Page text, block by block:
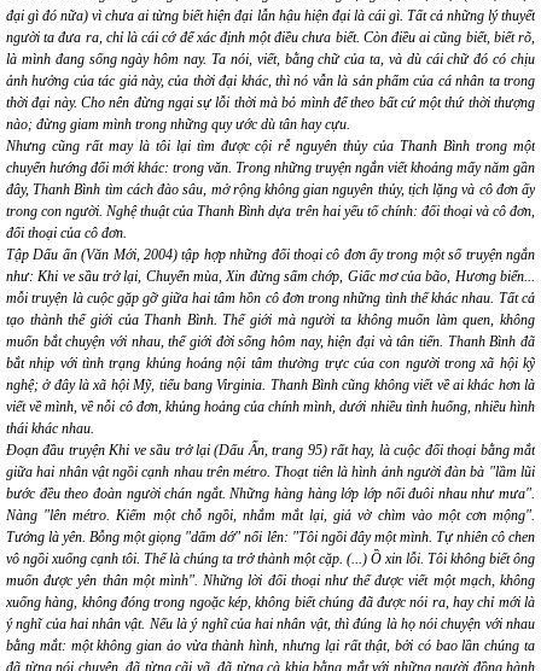
đại gì đó nữa) vì chưa ai từng biết hiện đại lẫn hậu hiện đại là cái gì. Tất cả những lý thuyết
người ta đưa ra, chỉ là cái cớ đểxác định một điều chưa biết. Còn điều ai cũng biết, biết rõ,
là mình đang sống ngày hôm nay. Ta nói, viết, bằng chữ của ta, và dù cái chữ đó có chịu
ảnh hưởng của tác giả này, của thời đại khác, thì nó vẫn là sản phẩm của cá nhân ta trong
thời đại này. Cho nên đừng ngại sự lỗi thời mà bỏ mình để theo bất cứ một thứ thời thượng
nào; đừng giam mình trong những quy ước dù tân hay cựu.
Nhưng cũng rất may là tôi lại tìm được cội rễ nguyên thủy của Thanh Bình trong một
chuyển hướng đổi mới khác: trong văn. Trong những truyện ngắn viết khoảng mấy năm gần
đây, Thanh Bình tìm cách đào sâu, mở rộng không gian nguyên thủy, tịch lặng và cô đơn ấy
trong con người. Nghệ thuật của Thanh Bình dựa trên hai yếu tố chính: đối thoại và cô đơn,
đối thoại của cô đơn.
TậpDấu ấn(Văn Mới, 2004) tập hợp những đối thoại cô đơn ấy trong một số truyện ngắn
như:Khi ve sầu trở lại, Chuyển mùa, Xin đừng sấm chớp, Giấc mơ của bão, Hương biển...
mỗi truyện là cuộc gặp gỡ giữa hai tâm hồn cô đơn trong những tình thế khác nhau. Tất cả
tạo thành thế giới của Thanh Bình. Thế giới mà người ta không muốn làm quen, không
muốn bắt chuyện với nhau, thế giới đời sống hôm nay, hiện đại và tân tiến. Thanh Bình đã
bắt nhịp với tình trạng khủng hoảng nội tâm thường trực của con người trong xã hội kỹ
nghệ; ở đây là xã hội Mỹ, tiểu bang Virginia. Thanh Bình cũng không viết về ai khác hơn là
viết về mình, về nỗi cô đơn, khủng hoảng của chính mình, dưới nhiều tình huống, nhiều hình
thái khác nhau.
Đoạn đầu truyệnKhi ve sầu trở lại(Dấu Ấn, trang 95) rất hay, là cuộc đối thoại bằng mắt
giữa hai nhân vật ngồi cạnh nhau trên métro. Thoạt tiên là hình ảnh người đàn bà "lầm lũi
bước đều theo đoàn người chán ngắt. Những hàng hàng lớp lớp nối đuôi nhau như mưa".
Nàng "lên métro. Kiếm một chỗ ngồi, nhắm mắt lại, giả vờ chìm vào một cơn mộng".
Tưởng là yên. Bỗng một giọng "dấm dớ" nổi lên: "Tôi ngồi đây một mình. Tự nhiên cô chen
vô ngồi xuống cạnh tôi. Thế là chúng ta trở thành một cặp. (...) Ồ xin lỗi. Tôi không biết ông
muốn được yên thân một mình".Những lời đối thoại như thế được viết một mạch, không
xuống hàng, không đóng trong ngoặc kép, không biết chúng đã được nói ra, hay chỉ mới là
ý nghĩ của hai nhân vật. Nếu là ý nghĩ của hai nhân vật, thì đúng là họ nói chuyện với nhau
bằng mắt: một không gian ảo vừa thành hình, nhưng lại rất thật, bởi có bao lần chúng ta
đã từng nói chuyện, đã từng cãi vã, đã từng cà khịa bằng mắt với những người đồng hành